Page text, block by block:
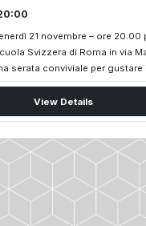
21 novembre – ore 20.00
Svizzera di Roma in via
serata conviviale per gustare
elvetica.
View Details